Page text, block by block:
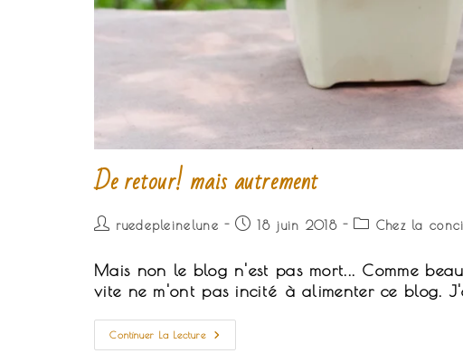
De retour! mais autrement
Auteur/autrice
la
publication :
ruedepleinelune
Publication
18 juin 2018
Post Chez la
Mais non le blog n'est pas mort... Comme
vite ne m'ont pas incité à alimenter ce blog.
Continuer La LectureDe
Retour!